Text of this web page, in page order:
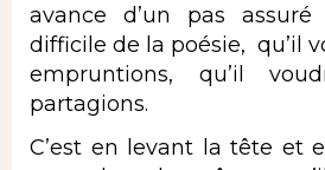
avance d’un pas
difficile de la poésie, qu’il
empruntions, qu’il
partagions.
C’est en levant la tête et